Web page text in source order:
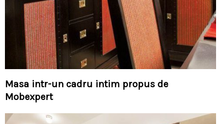
Masa intr-un cadru intim propus de
Mobexpert